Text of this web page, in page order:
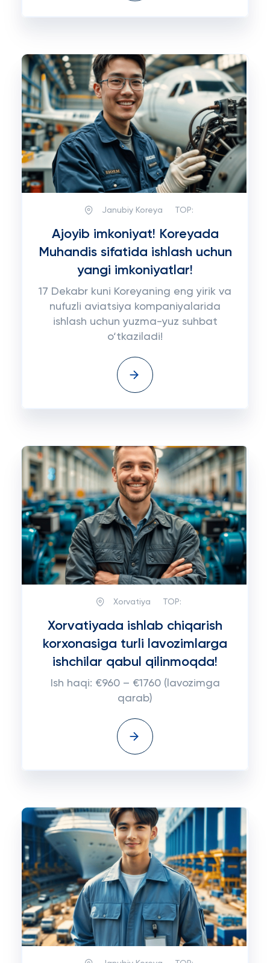
Janubiy Koreya TOP:
Ajoyib imkoniyat! Koreyada
Muhandis sifatida ishlash uchun
yangi imkoniyatlar!
17 Dekabr kuni Koreyaning eng yirik va
nufuzli aviatsiya kompaniyalarida
ishlash uchun yuzma-yuz suhbat
o‘tkaziladi!
Xorvatiya TOP:
Xorvatiyada ishlab chiqarish
korxonasiga turli lavozimlarga
ishchilar qabul qilinmoqda!
Ish haqi: €960 – €1760 (lavozimga
qarab)